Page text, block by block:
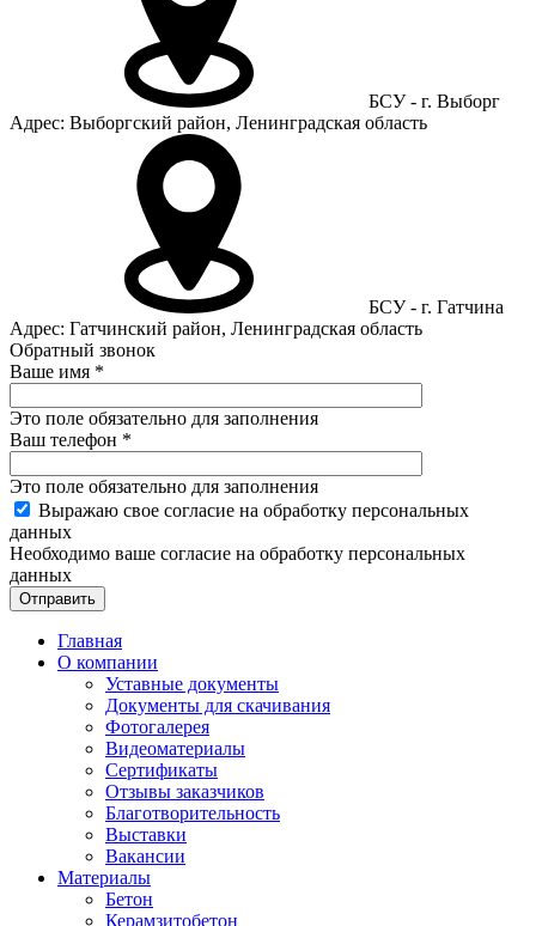
БСУ - г. Выборг
Адрес: Выборгский район, Ленинградская область
БСУ - г. Гатчина
Адрес: Гатчинский район, Ленинградская область
Обратный звонок
Ваше имя *
Это поле обязательно для заполнения
Ваш телефон *
Это поле обязательно для заполнения
Выражаю свое согласие на обработку персональных
данных
Необходимо ваше согласие на обработку персональных
данных
Отправить
Главная
О компании
Уставные документы
Документы для скачивания
Фотогалерея
Видеоматериалы
Сертификаты
Отзывы заказчиков
Благотворительность
Выставки
Вакансии
Материалы
Бетон
Керамзитобетон